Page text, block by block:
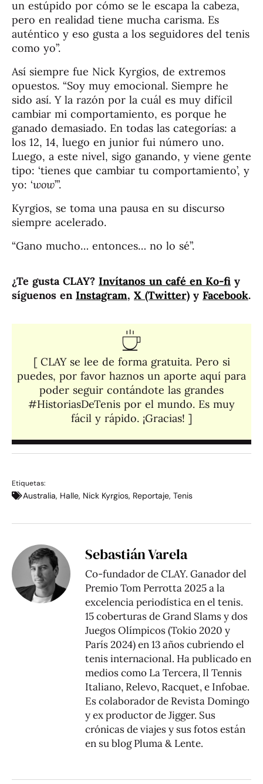
un estúpido por cómo se le escapa la cabeza,
pero en realidad tiene mucha carisma. Es
auténtico y eso gusta a los seguidores del tenis
como yo”.
Así siempre fue Nick Kyrgios, de extremos
opuestos. “Soy muy emocional. Siempre he
sido así. Y la razón por la cuál es muy difícil
cambiar mi comportamiento, es porque he
ganado demasiado. En todas las categorías: a
los 12, 14, luego en junior fui número uno.
Luego, a este nivel, sigo ganando, y viene gente
tipo: ‘tienes que cambiar tu comportamiento’, y
yo: ‘wow’”.
Kyrgios, se toma una pausa en su discurso
siempre acelerado.
“Gano mucho… entonces… no lo sé”.
¿Te gusta CLAY? Invítanos un café en Ko-fi y
síguenos en Instagram, X (Twitter) y Facebook.
[ CLAY se lee de forma gratuita. Pero si
puedes, por favor haznos un aporte aquí para
poder seguir contándote las grandes
#HistoriasDeTenis por el mundo. Es muy
fácil y rápido. ¡Gracias! ]​
Etiquetas:
Australia, Halle, Nick Kyrgios, Reportaje, Tenis
Sebastián Varela
Co-fundador de CLAY. Ganador del
Premio Tom Perrotta 2025 a la
excelencia periodística en el tenis.
15 coberturas de Grand Slams y dos
Juegos Olímpicos (Tokio 2020 y
París 2024) en 13 años cubriendo el
tenis internacional. Ha publicado en
medios como La Tercera, Il Tennis
Italiano, Relevo, Racquet, e Infobae.
Es colaborador de Revista Domingo
y ex productor de Jigger. Sus
crónicas de viajes y sus fotos están
en su blogPluma & Lente.